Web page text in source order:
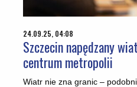
24.09.25, 04:08
Szczecin napędzany
centrum metropolii
Wiatr nie zna granic –